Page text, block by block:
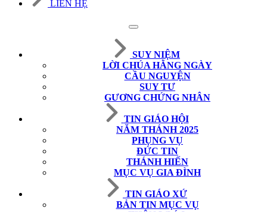
LIÊN HỆ
SUY NIỆM
LỜI CHÚA HẰNG NGÀY
CẦU NGUYỆN
SUY TƯ
GƯƠNG CHỨNG NHÂN
TIN GIÁO HỘI
NĂM THÁNH 2025
PHỤNG VỤ
ĐỨC TIN
THÁNH HIẾN
MỤC VỤ GIA ĐÌNH
TIN GIÁO XỨ
BẢN TIN MỤC VỤ